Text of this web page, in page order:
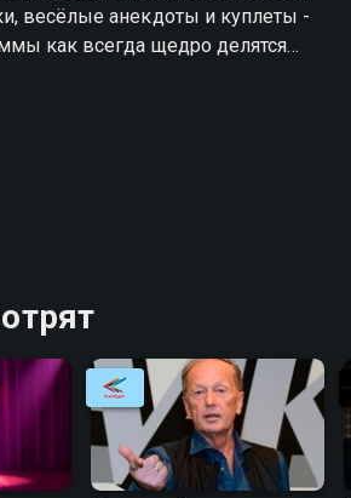
весёлые анекдоты и куплеты -
как всегда щедро делятся